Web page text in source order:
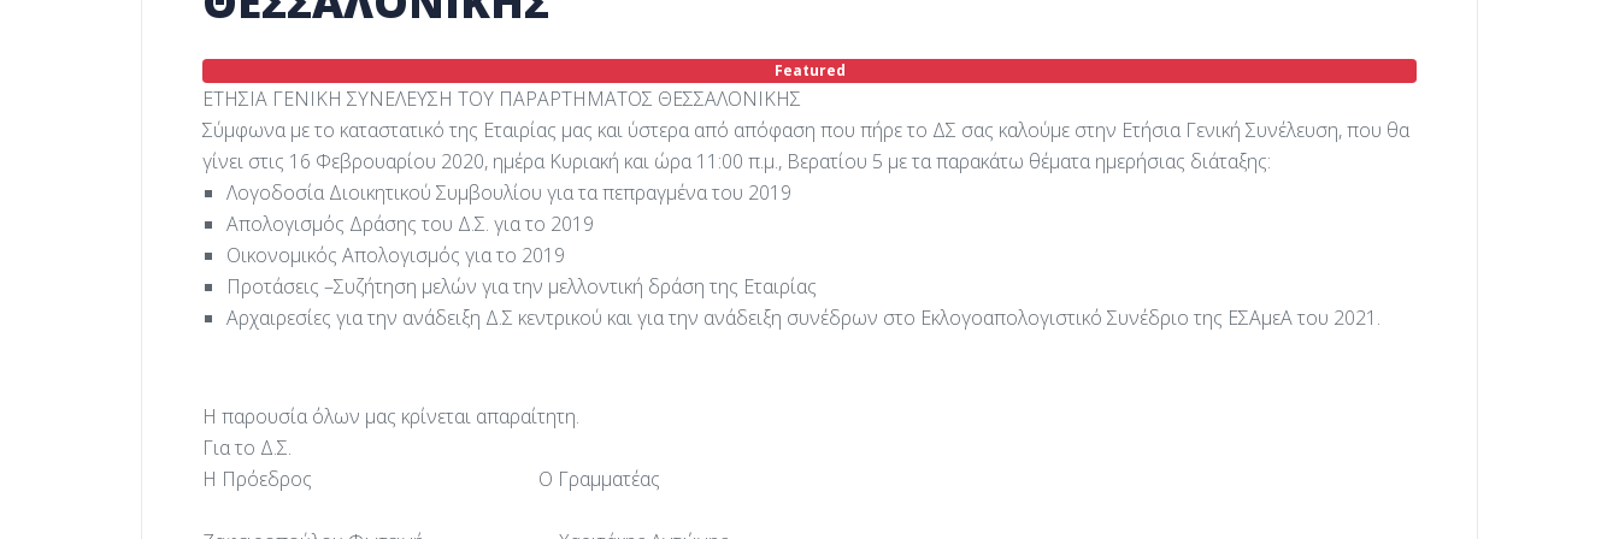
Featured
ΕΤΗΣΙΑ ΓΕΝΙΚΗ ΣΥΝΕΛΕΥΣΗ ΤΟΥ ΠΑΡΑΡΤΗΜΑΤΟΣ ΘΕΣΣΑΛΟΝΙΚΗΣ
Σύμφωνα με το καταστατικό της Εταιρίας μας και ύστερα από απόφαση που πήρε το ΔΣ σας καλούμε στην Ετήσια Γενική Συνέλευση, που θα
γίνει στις 16 Φεβρουαρίου 2020, ημέρα Κυριακή και ώρα 11:00 π.μ., Βερατίου 5 με τα παρακάτω θέματα ημερήσιας διάταξης:
Λογοδοσία Διοικητικού Συμβουλίου για τα πεπραγμένα του 2019
Απολογισμός Δράσης του Δ.Σ. για το 2019
Οικονομικός Απολογισμός για το 2019
Προτάσεις –Συζήτηση μελών για την μελλοντική δράση της Εταιρίας
Αρχαιρεσίες για την ανάδειξη Δ.Σ κεντρικού και για την ανάδειξη συνέδρων στο Εκλογοαπολογιστικό Συνέδριο της ΕΣΑμεΑ του 2021.
Η παρουσία όλων μας κρίνεται απαραίτητη.
Για το Δ.Σ.
Η Πρόεδρος Ο Γραμματέας